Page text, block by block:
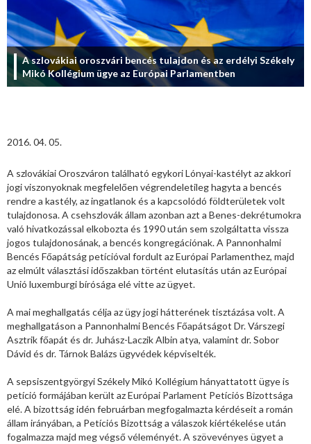
A szlovákiai oroszvári bencés tulajdon és az erdélyi Székely
Mikó Kollégium ügye az Európai Parlamentben
2016. 04. 05.
A szlovákiai Oroszváron található egykori Lónyai-kastélyt az akkori
jogi viszonyoknak megfelelően végrendeletileg hagyta a bencés
rendre a kastély, az ingatlanok és a kapcsolódó földterületek volt
tulajdonosa. A csehszlovák állam azonban azt a Benes-dekrétumokra
való hivatkozással elkobozta és 1990 után sem szolgáltatta vissza
jogos tulajdonosának, a bencés kongregációnak. A Pannonhalmi
Bencés Főapátság petícióval fordult az Európai Parlamenthez, majd
az elmúlt választási időszakban történt elutasítás után az Európai
Unió luxemburgi bírósága elé vitte az ügyet.
A mai meghallgatás célja az ügy jogi hátterének tisztázása volt. A
meghallgatáson a Pannonhalmi Bencés Főapátságot Dr. Várszegi
Asztrik főapát és dr. Juhász-Laczik Albin atya, valamint dr. Sobor
Dávid és dr. Tárnok Balázs ügyvédek képviselték.
A sepsiszentgyörgyi Székely Mikó Kollégium hányattatott ügye is
petíció formájában került az Európai Parlament Petíciós Bizottsága
elé. A bizottság idén februárban megfogalmazta kérdéseit a román
állam irányában, a Petíciós Bizottság a válaszok kiértékelése után
fogalmazza majd meg végső véleményét. A szövevényes ügyet a